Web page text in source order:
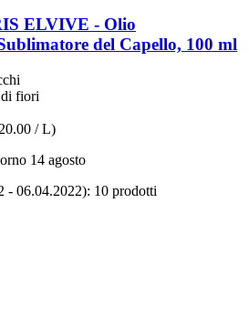
ELVIVE -​ Olio
del Capello, 100 ml
fiori
/ L)
14 agosto
06.04.2022): 10 prodotti